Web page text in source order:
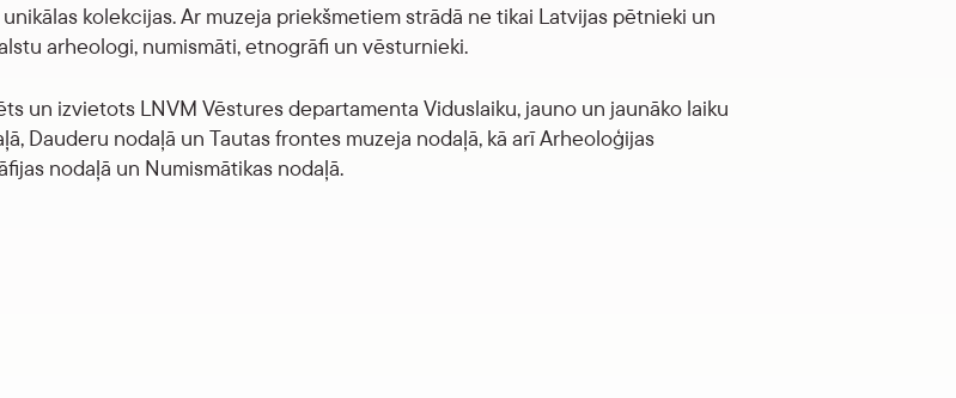
kolekcijas. Ar muzeja priekšmetiem strādā ne tikai Latvijas pētnieki un
arheologi, numismāti, etnogrāfi un vēsturnieki.
un izvietots LNVM Vēstures departamenta Viduslaiku, jauno un jaunāko laiku
Dauderu nodaļā un Tautas frontes muzeja nodaļā, kā arī Arheoloģijas
nodaļā un Numismātikas nodaļā.